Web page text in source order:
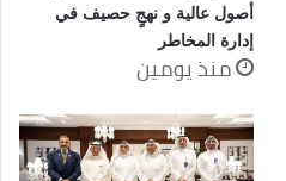
أصول عالية و نهجٍ حصيف في
إدارة المخاطر
منذ يومين